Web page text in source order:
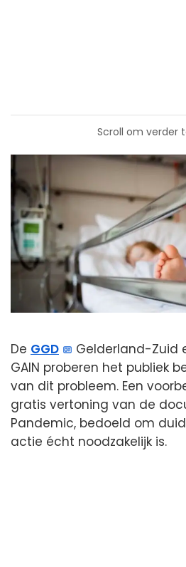
Scroll om verder
De GGD
Gelderland-Zuid
GAIN proberen het publiek
van dit probleem. Een
gratis vertoning van de
Pandemic, bedoeld om
actie écht noodzakelijk is.